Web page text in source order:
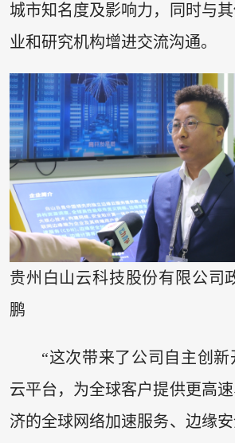
城市知名度及影响力，同时与
业和研究机构增进交流沟通。
贵州白山云科技股份有限公司
鹏
“这次带来了公司自主创
云平台，为全球客户提供更高
济的全球网络加速服务、边缘